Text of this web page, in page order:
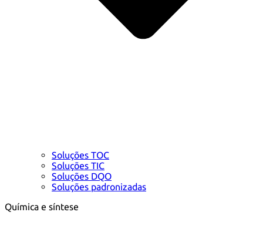
Soluções TOC
Soluções TIC
Soluções DQO
Soluções padronizadas
Química e síntese